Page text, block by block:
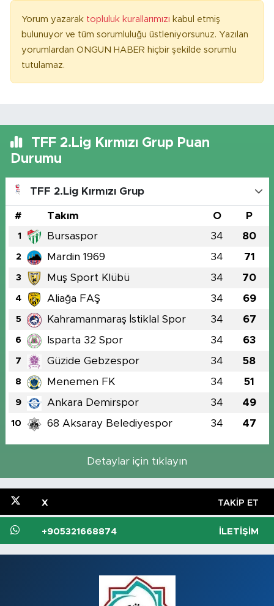
Yorum yazarak topluluk kurallarımızı kabul etmiş
bulunuyor ve tüm sorumluluğu üstleniyorsunuz. Yazılan
yorumlardan ONGUN HABER hiçbir şekilde sorumlu
tutulamaz.
TFF 2.Lig Kırmızı Grup Puan
Durumu
TFF 2.Lig Kırmızı Grup
# Takım O P
1 Bursaspor 34 80
2 Mardin 1969 34 71
3 Muş Sport Klübü 34 70
4 Aliağa FAŞ 34 69
5 Kahramanmaraş İstiklal Spor 34 67
6 Isparta 32 Spor 34 63
7 Güzide Gebzespor 34 58
8 Menemen FK 34 51
9 Ankara Demirspor 34 49
10 68 Aksaray Belediyespor 34 47
Detaylar için tıklayın
X TAKIP ET
+905321668874 İLETIŞIM